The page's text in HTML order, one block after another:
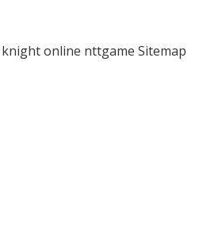
knight online nttgame Sitemap